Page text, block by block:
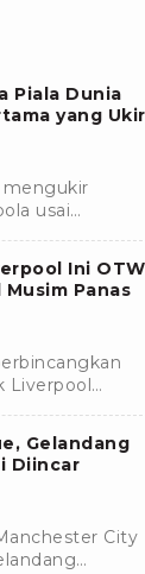
Piala Dunia
yang Ukir
mengukir
usai
Ini OTW
Panas
Liverpool
Gelandang
Diincar
City